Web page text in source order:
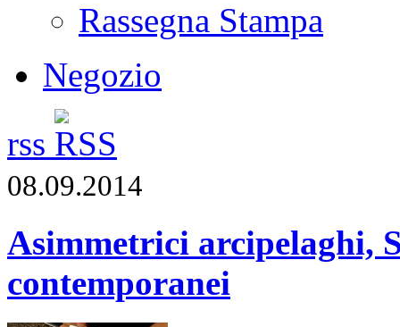
Rassegna Stampa
Negozio
rss
08.09.2014
Asimmetrici arcipelaghi,
contemporanei